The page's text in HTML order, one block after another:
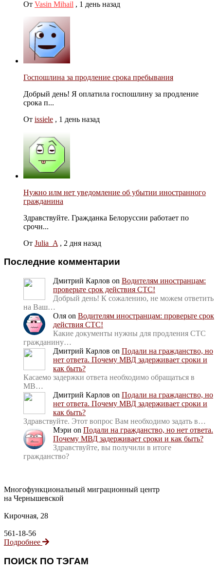
От Vasin Mihail , 1 день назад
Госпошлина за продление срока пребывания
Добрый день! Я оплатила госпошлину за продление
срока п...
От issiele , 1 день назад
Нужно илм нет уведомление об убытии иностранного
гражданина
Здравствуйте. Гражданка Белоруссии работает по
срочн...
От Julia_A , 2 дня назад
Последние комментарии
Дмитрий Карлов on Водителям иностранцам:
проверьте срок действия СТС!
Добрый день! К сожалению, не можем ответить
на Ваш…
Оля on Водителям иностранцам: проверьте срок
действия СТС!
Какие документы нужны для продления СТС
гражданину…
Дмитрий Карлов on Подали на гражданство, но
нет ответа. Почему МВД задерживает сроки и
как быть?
Касаемо задержки ответа необходимо обращаться в
МВ…
Дмитрий Карлов on Подали на гражданство, но
нет ответа. Почему МВД задерживает сроки и
как быть?
Здравствуйте. Этот вопрос Вам необходимо задать в…
Мэри on Подали на гражданство, но нет ответа.
Почему МВД задерживает сроки и как быть?
Здравствуйте, вы получили в итоге
гражданство?
Многофункциональный миграционный центр
на Чернышевской
Кирочная, 28
561-18-56
Подробнее
ПОИСК ПО ТЭГАМ